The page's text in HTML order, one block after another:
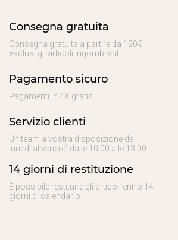
Consegna gratuita
Consegna gratuita a partire da 120€,
esclusi gli articoli ingombranti
Pagamento sicuro
Pagamenti in 4X gratis
Servizio clienti
Un team a vostra disposizione dal
lunedì al venerdì dalle 10.00 alle 13.00
14 giorni di restituzione
È possibile restituire gli articoli entro 14
giorni di calendario